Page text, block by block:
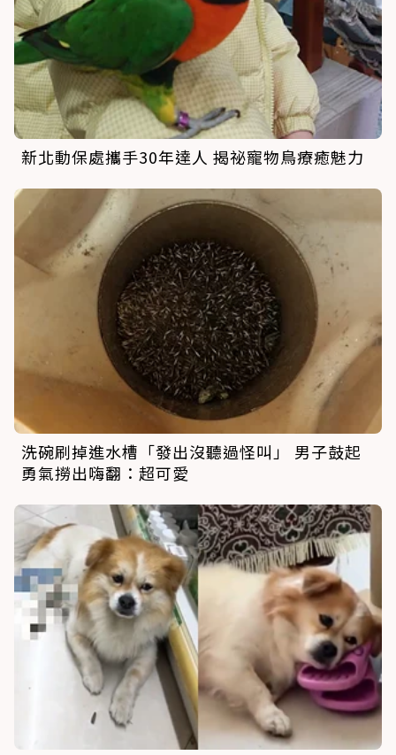
新北動保處攜手30年達人 揭祕寵物鳥療癒魅力
洗碗刷掉進水槽「發出沒聽過怪叫」 男子鼓起
勇氣撈出嗨翻：超可愛